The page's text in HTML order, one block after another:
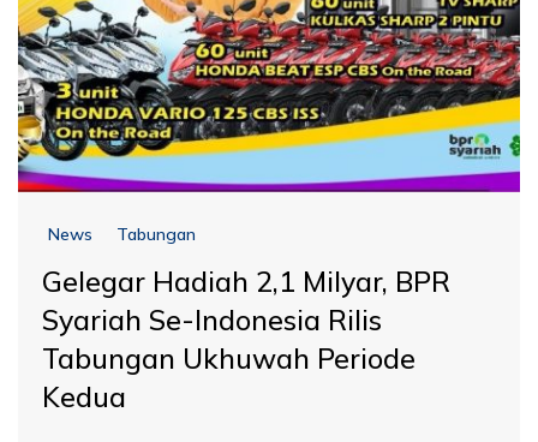
News Tabungan
Gelegar Hadiah 2,1 Milyar, BPR
Syariah Se-Indonesia Rilis
Tabungan Ukhuwah Periode
Kedua